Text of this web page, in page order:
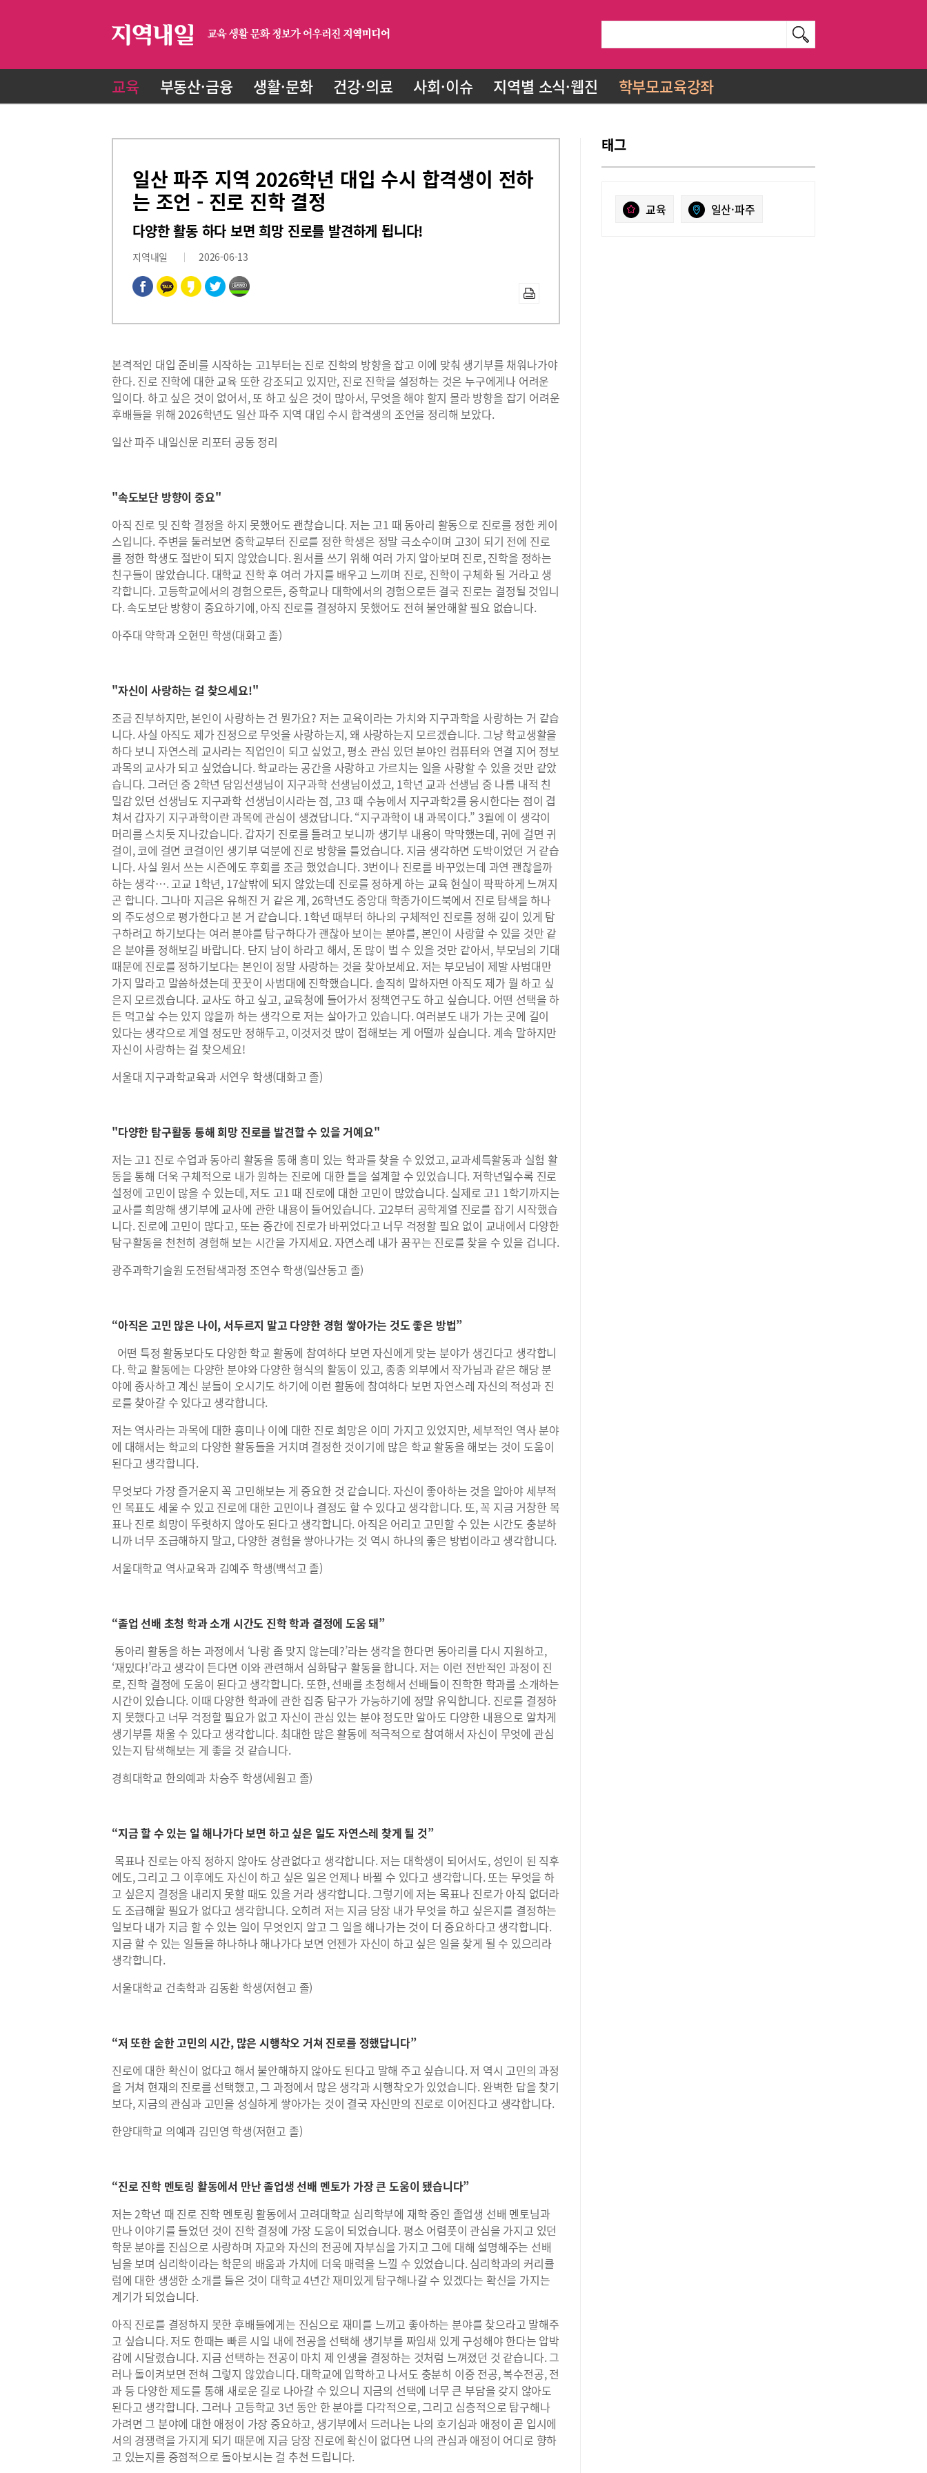
교육 부동산·금융 생활·문화 건강·의료 사회·이슈 지역별 소식·웹진 학부모교육강좌
일산 파주 지역 2026학년 대입 수시 합격생이 전하
는 조언 - 진로 진학 결정
다양한 활동 하다 보면 희망 진로를 발견하게 됩니다!
지역내일 2026-06-13
본격적인 대입 준비를 시작하는 고1부터는 진로 진학의 방향을 잡고 이에 맞춰 생기부를 채워나가야
한다. 진로 진학에 대한 교육 또한 강조되고 있지만, 진로 진학을 설정하는 것은 누구에게나 어려운
일이다. 하고 싶은 것이 없어서, 또 하고 싶은 것이 많아서, 무엇을 해야 할지 몰라 방향을 잡기 어려운
후배들을 위해 2026학년도 일산 파주 지역 대입 수시 합격생의 조언을 정리해 보았다.
일산 파주 내일신문 리포터 공동 정리
"속도보단 방향이 중요"
아직 진로 및 진학 결정을 하지 못했어도 괜찮습니다. 저는 고1 때 동아리 활동으로 진로를 정한 케이
스입니다. 주변을 둘러보면 중학교부터 진로를 정한 학생은 정말 극소수이며 고3이 되기 전에 진로
를 정한 학생도 절반이 되지 않았습니다. 원서를 쓰기 위해 여러 가지 알아보며 진로, 진학을 정하는
친구들이 많았습니다. 대학교 진학 후 여러 가지를 배우고 느끼며 진로, 진학이 구체화 될 거라고 생
각합니다. 고등학교에서의 경험으로든, 중학교나 대학에서의 경험으로든 결국 진로는 결정될 것입니
다. 속도보단 방향이 중요하기에, 아직 진로를 결정하지 못했어도 전혀 불안해할 필요 없습니다.
아주대 약학과 오현민 학생(대화고 졸)
"자신이 사랑하는 걸 찾으세요!"
조금 진부하지만, 본인이 사랑하는 건 뭔가요? 저는 교육이라는 가치와 지구과학을 사랑하는 거 같습
니다. 사실 아직도 제가 진정으로 무엇을 사랑하는지, 왜 사랑하는지 모르겠습니다. 그냥 학교생활을
하다 보니 자연스레 교사라는 직업인이 되고 싶었고, 평소 관심 있던 분야인 컴퓨터와 연결 지어 정보
과목의 교사가 되고 싶었습니다. 학교라는 공간을 사랑하고 가르치는 일을 사랑할 수 있을 것만 같았
습니다. 그러던 중 2학년 담임선생님이 지구과학 선생님이셨고, 1학년 교과 선생님 중 나름 내적 친
밀감 있던 선생님도 지구과학 선생님이시라는 점, 고3 때 수능에서 지구과학2를 응시한다는 점이 겹
쳐서 갑자기 지구과학이란 과목에 관심이 생겼답니다. “지구과학이 내 과목이다.” 3월에 이 생각이
머리를 스치듯 지나갔습니다. 갑자기 진로를 틀려고 보니까 생기부 내용이 막막했는데, 귀에 걸면 귀
걸이, 코에 걸면 코걸이인 생기부 덕분에 진로 방향을 틀었습니다. 지금 생각하면 도박이었던 거 같습
니다. 사실 원서 쓰는 시즌에도 후회를 조금 했었습니다. 3번이나 진로를 바꾸었는데 과연 괜찮을까
하는 생각…. 고교 1학년, 17살밖에 되지 않았는데 진로를 정하게 하는 교육 현실이 팍팍하게 느껴지
곤 합니다. 그나마 지금은 유해진 거 같은 게, 26학년도 중앙대 학종가이드북에서 진로 탐색을 하나
의 주도성으로 평가한다고 본 거 같습니다. 1학년 때부터 하나의 구체적인 진로를 정해 깊이 있게 탐
구하려고 하기보다는 여러 분야를 탐구하다가 괜찮아 보이는 분야를, 본인이 사랑할 수 있을 것만 같
은 분야를 정해보길 바랍니다. 단지 남이 하라고 해서, 돈 많이 벌 수 있을 것만 같아서, 부모님의 기대
때문에 진로를 정하기보다는 본인이 정말 사랑하는 것을 찾아보세요. 저는 부모님이 제발 사범대만
가지 말라고 말씀하셨는데 꿋꿋이 사범대에 진학했습니다. 솔직히 말하자면 아직도 제가 뭘 하고 싶
은지 모르겠습니다. 교사도 하고 싶고, 교육청에 들어가서 정책연구도 하고 싶습니다. 어떤 선택을 하
든 먹고살 수는 있지 않을까 하는 생각으로 저는 살아가고 있습니다. 여러분도 내가 가는 곳에 길이
있다는 생각으로 계열 정도만 정해두고, 이것저것 많이 접해보는 게 어떨까 싶습니다. 계속 말하지만
자신이 사랑하는 걸 찾으세요!
서울대 지구과학교육과 서연우 학생(대화고 졸)
"다양한 탐구활동 통해 희망 진로를 발견할 수 있을 거예요"
저는 고1 진로 수업과 동아리 활동을 통해 흥미 있는 학과를 찾을 수 있었고, 교과세특활동과 실험 활
동을 통해 더욱 구체적으로 내가 원하는 진로에 대한 틀을 설계할 수 있었습니다. 저학년일수록 진로
설정에 고민이 많을 수 있는데, 저도 고1 때 진로에 대한 고민이 많았습니다. 실제로 고1 1학기까지는
교사를 희망해 생기부에 교사에 관한 내용이 들어있습니다. 고2부터 공학계열 진로를 잡기 시작했습
니다. 진로에 고민이 많다고, 또는 중간에 진로가 바뀌었다고 너무 걱정할 필요 없이 교내에서 다양한
탐구활동을 천천히 경험해 보는 시간을 가지세요. 자연스레 내가 꿈꾸는 진로를 찾을 수 있을 겁니다.
광주과학기술원 도전탐색과정 조연수 학생(일산동고 졸)
“아직은 고민 많은 나이, 서두르지 말고 다양한 경험 쌓아가는 것도 좋은 방법”
어떤 특정 활동보다도 다양한 학교 활동에 참여하다 보면 자신에게 맞는 분야가 생긴다고 생각합니
다. 학교 활동에는 다양한 분야와 다양한 형식의 활동이 있고, 종종 외부에서 작가님과 같은 해당 분
야에 종사하고 계신 분들이 오시기도 하기에 이런 활동에 참여하다 보면 자연스레 자신의 적성과 진
로를 찾아갈 수 있다고 생각합니다.
저는 역사라는 과목에 대한 흥미나 이에 대한 진로 희망은 이미 가지고 있었지만, 세부적인 역사 분야
에 대해서는 학교의 다양한 활동들을 거치며 결정한 것이기에 많은 학교 활동을 해보는 것이 도움이
된다고 생각합니다.
무엇보다 가장 즐거운지 꼭 고민해보는 게 중요한 것 같습니다. 자신이 좋아하는 것을 알아야 세부적
인 목표도 세울 수 있고 진로에 대한 고민이나 결정도 할 수 있다고 생각합니다. 또, 꼭 지금 거창한 목
표나 진로 희망이 뚜렷하지 않아도 된다고 생각합니다. 아직은 어리고 고민할 수 있는 시간도 충분하
니까 너무 조급해하지 말고, 다양한 경험을 쌓아나가는 것 역시 하나의 좋은 방법이라고 생각합니다.
서울대학교 역사교육과 김예주 학생(백석고 졸)
“졸업 선배 초청 학과 소개 시간도 진학 학과 결정에 도움 돼”
동아리 활동을 하는 과정에서 ‘나랑 좀 맞지 않는데?’라는 생각을 한다면 동아리를 다시 지원하고,
‘재밌다!’라고 생각이 든다면 이와 관련해서 심화탐구 활동을 합니다. 저는 이런 전반적인 과정이 진
로, 진학 결정에 도움이 된다고 생각합니다. 또한, 선배를 초청해서 선배들이 진학한 학과를 소개하는
시간이 있습니다. 이때 다양한 학과에 관한 집중 탐구가 가능하기에 정말 유익합니다. 진로를 결정하
지 못했다고 너무 걱정할 필요가 없고 자신이 관심 있는 분야 정도만 알아도 다양한 내용으로 알차게
생기부를 채울 수 있다고 생각합니다. 최대한 많은 활동에 적극적으로 참여해서 자신이 무엇에 관심
있는지 탐색해보는 게 좋을 것 같습니다.
경희대학교 한의예과 차승주 학생(세원고 졸)
“지금 할 수 있는 일 해나가다 보면 하고 싶은 일도 자연스레 찾게 될 것”
목표나 진로는 아직 정하지 않아도 상관없다고 생각합니다. 저는 대학생이 되어서도, 성인이 된 직후
에도, 그리고 그 이후에도 자신이 하고 싶은 일은 언제나 바뀔 수 있다고 생각합니다. 또는 무엇을 하
고 싶은지 결정을 내리지 못할 때도 있을 거라 생각합니다. 그렇기에 저는 목표나 진로가 아직 없더라
도 조급해할 필요가 없다고 생각합니다. 오히려 저는 지금 당장 내가 무엇을 하고 싶은지를 결정하는
일보다 내가 지금 할 수 있는 일이 무엇인지 알고 그 일을 해나가는 것이 더 중요하다고 생각합니다.
지금 할 수 있는 일들을 하나하나 해나가다 보면 언젠가 자신이 하고 싶은 일을 찾게 될 수 있으리라
생각합니다.
서울대학교 건축학과 김동환 학생(저현고 졸)
“저 또한 숱한 고민의 시간, 많은 시행착오 거쳐 진로를 정했답니다”
진로에 대한 확신이 없다고 해서 불안해하지 않아도 된다고 말해 주고 싶습니다. 저 역시 고민의 과정
을 거쳐 현재의 진로를 선택했고, 그 과정에서 많은 생각과 시행착오가 있었습니다. 완벽한 답을 찾기
보다, 지금의 관심과 고민을 성실하게 쌓아가는 것이 결국 자신만의 진로로 이어진다고 생각합니다.
한양대학교 의예과 김민영 학생(저현고 졸)
“진로 진학 멘토링 활동에서 만난 졸업생 선배 멘토가 가장 큰 도움이 됐습니다”
저는 2학년 때 진로 진학 멘토링 활동에서 고려대학교 심리학부에 재학 중인 졸업생 선배 멘토님과
만나 이야기를 들었던 것이 진학 결정에 가장 도움이 되었습니다. 평소 어렴풋이 관심을 가지고 있던
학문 분야를 진심으로 사랑하며 자교와 자신의 전공에 자부심을 가지고 그에 대해 설명해주는 선배
님을 보며 심리학이라는 학문의 배움과 가치에 더욱 매력을 느낄 수 있었습니다. 심리학과의 커리큘
럼에 대한 생생한 소개를 들은 것이 대학교 4년간 재미있게 탐구해나갈 수 있겠다는 확신을 가지는
계기가 되었습니다.
아직 진로를 결정하지 못한 후배들에게는 진심으로 재미를 느끼고 좋아하는 분야를 찾으라고 말해주
고 싶습니다. 저도 한때는 빠른 시일 내에 전공을 선택해 생기부를 짜임새 있게 구성해야 한다는 압박
감에 시달렸습니다. 지금 선택하는 전공이 마치 제 인생을 결정하는 것처럼 느껴졌던 것 같습니다. 그
러나 돌이켜보면 전혀 그렇지 않았습니다. 대학교에 입학하고 나서도 충분히 이중 전공, 복수전공, 전
과 등 다양한 제도를 통해 새로운 길로 나아갈 수 있으니 지금의 선택에 너무 큰 부담을 갖지 않아도
된다고 생각합니다. 그러나 고등학교 3년 동안 한 분야를 다각적으로, 그리고 심층적으로 탐구해나
가려면 그 분야에 대한 애정이 가장 중요하고, 생기부에서 드러나는 나의 호기심과 애정이 곧 입시에
서의 경쟁력을 가지게 되기 때문에 지금 당장 진로에 확신이 없다면 나의 관심과 애정이 어디로 향하
고 있는지를 중점적으로 돌아보시는 걸 추천 드립니다.
태그
교육 일산·파주